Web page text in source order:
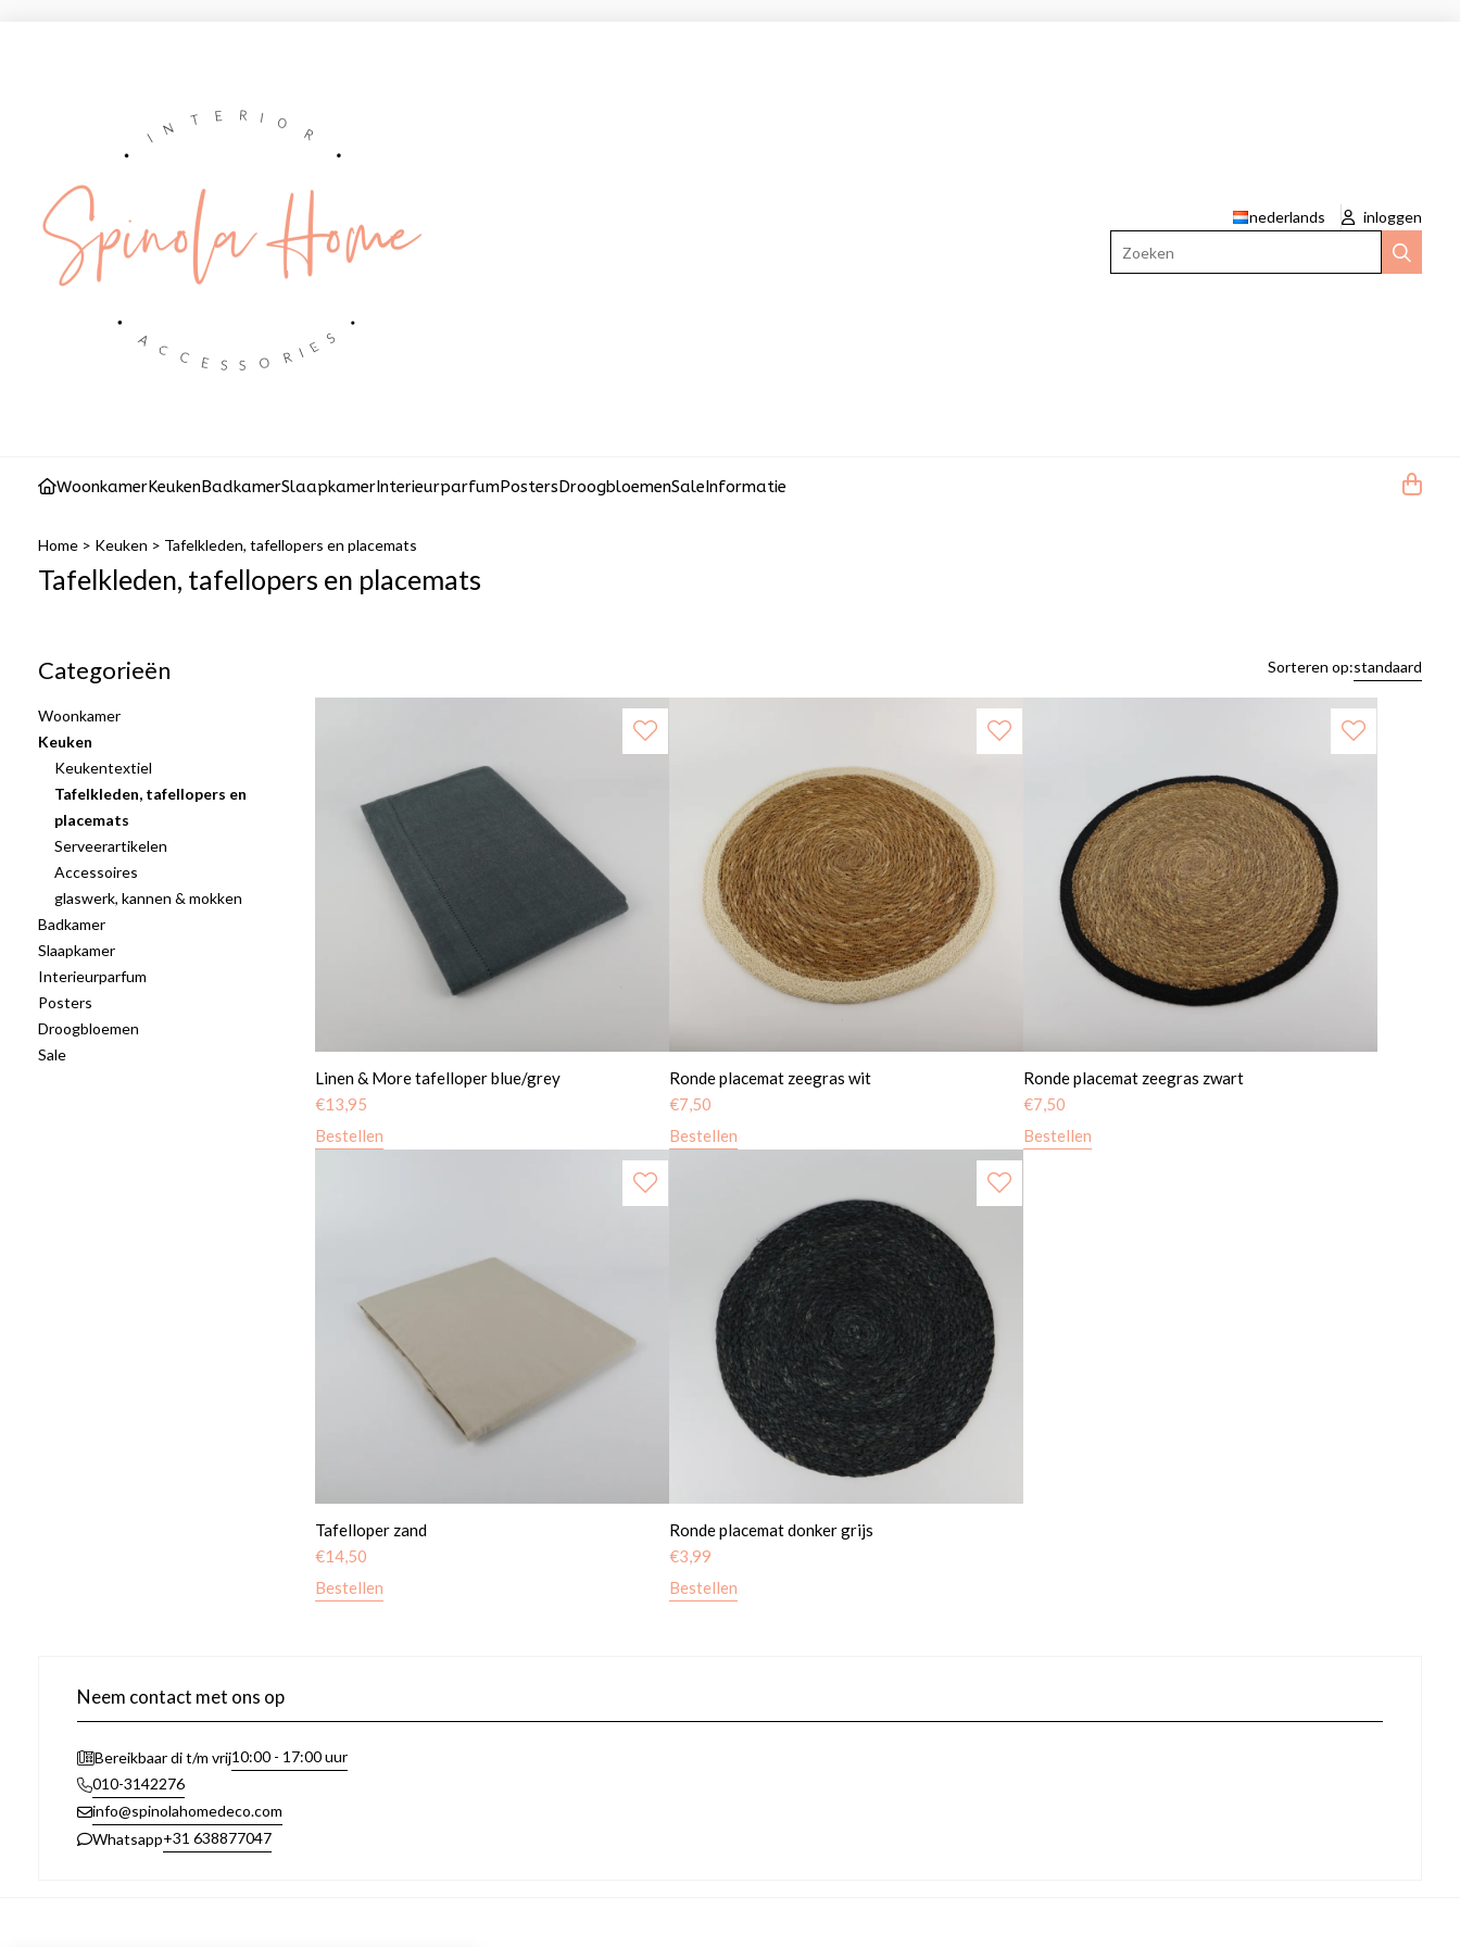
nederlands
inloggen
WoonkamerKeukenBadkamerSlaapkamerInterieurparfumPostersDroogbloemenSaleInformatie
Home > Keuken > Tafelkleden, tafellopers en placemats
Tafelkleden, tafellopers en placemats
Categorieën
Woonkamer
Keuken
Keukentextiel
Tafelkleden, tafellopers en
placemats
Serveerartikelen
Accessoires
glaswerk, kannen & mokken
Badkamer
Slaapkamer
Interieurparfum
Posters
Droogbloemen
Sale
Sorteren op:standaard
Linen & More tafelloper blue/grey
€13,95
Bestellen
Ronde placemat zeegras wit
€7,50
Bestellen
Ronde placemat zeegras zwart
€7,50
Bestellen
Tafelloper zand
€14,50
Bestellen
Ronde placemat donker grijs
€3,99
Bestellen
Neem contact met ons op
Bereikbaar di t/m vrij10:00 - 17:00 uur
010-3142276
info@spinolahomedeco.com
Whatsapp+31 638877047